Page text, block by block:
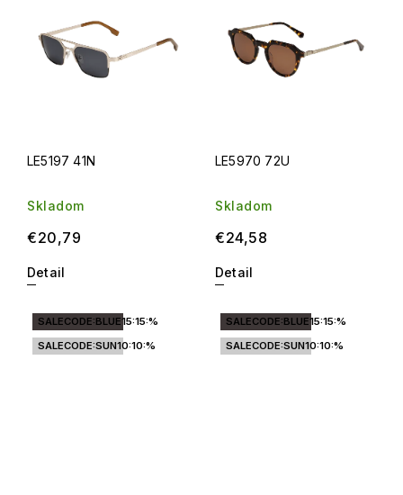
LE5197 41N
Skladom
€20,79
Detail
LE5970 72U
Skladom
€24,58
Detail
SALECODE:BLUE15:15:%
SALECODE:SUN10:10:%
SALECODE:BLUE15:15:%
SALECODE:SUN10:10:%